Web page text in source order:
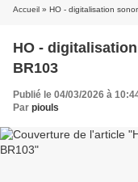
Accueil » HO - digitalisation
HO -
BR103
Publié le 04/03/2026 à
Par piouls